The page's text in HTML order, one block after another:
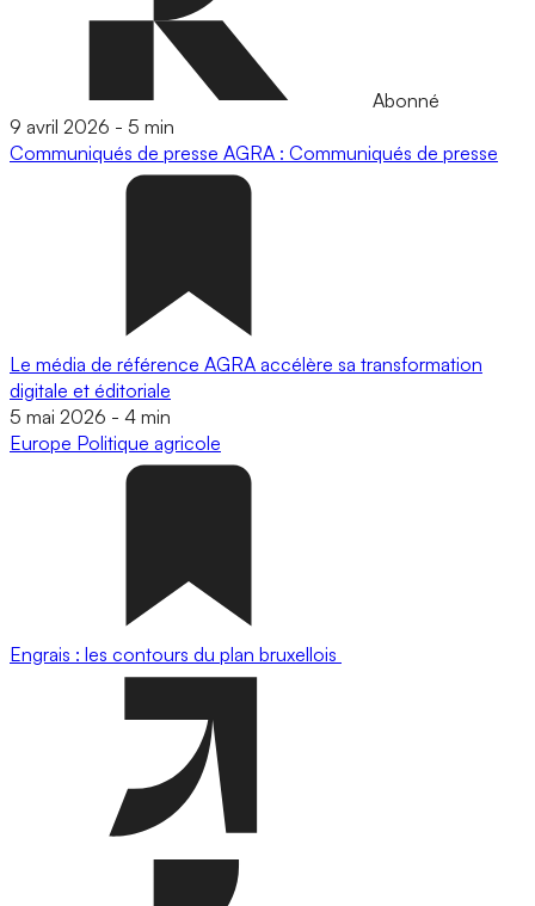
Abonné
9 avril 2026 - 5 min
Communiqués de presse AGRA : Communiqués de presse
Le média de référence AGRA accélère sa transformation
digitale et éditoriale
5 mai 2026 - 4 min
Europe Politique agricole
Engrais : les contours du plan bruxellois